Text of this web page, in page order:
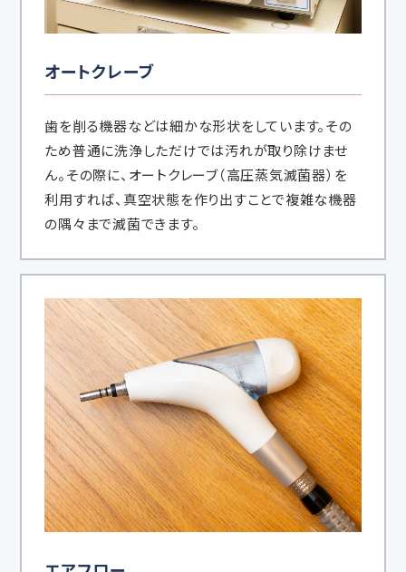
オートクレーブ
歯を削る機器などは細かな形状をしています。その
ため普通に洗浄しただけでは汚れが取り除けませ
ん。その際に、オートクレーブ（高圧蒸気滅菌器）を
利用すれば、真空状態を作り出すことで複雑な機器
の隅々まで滅菌できます。